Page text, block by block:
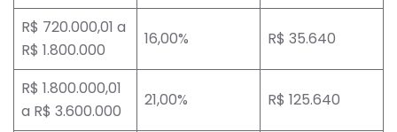
R$ 720.000,01 a
R$ 1.800.000
16,00% R$ 35.640
R$ 1.800.000,01
a R$ 3.600.000
21,00% R$ 125.640